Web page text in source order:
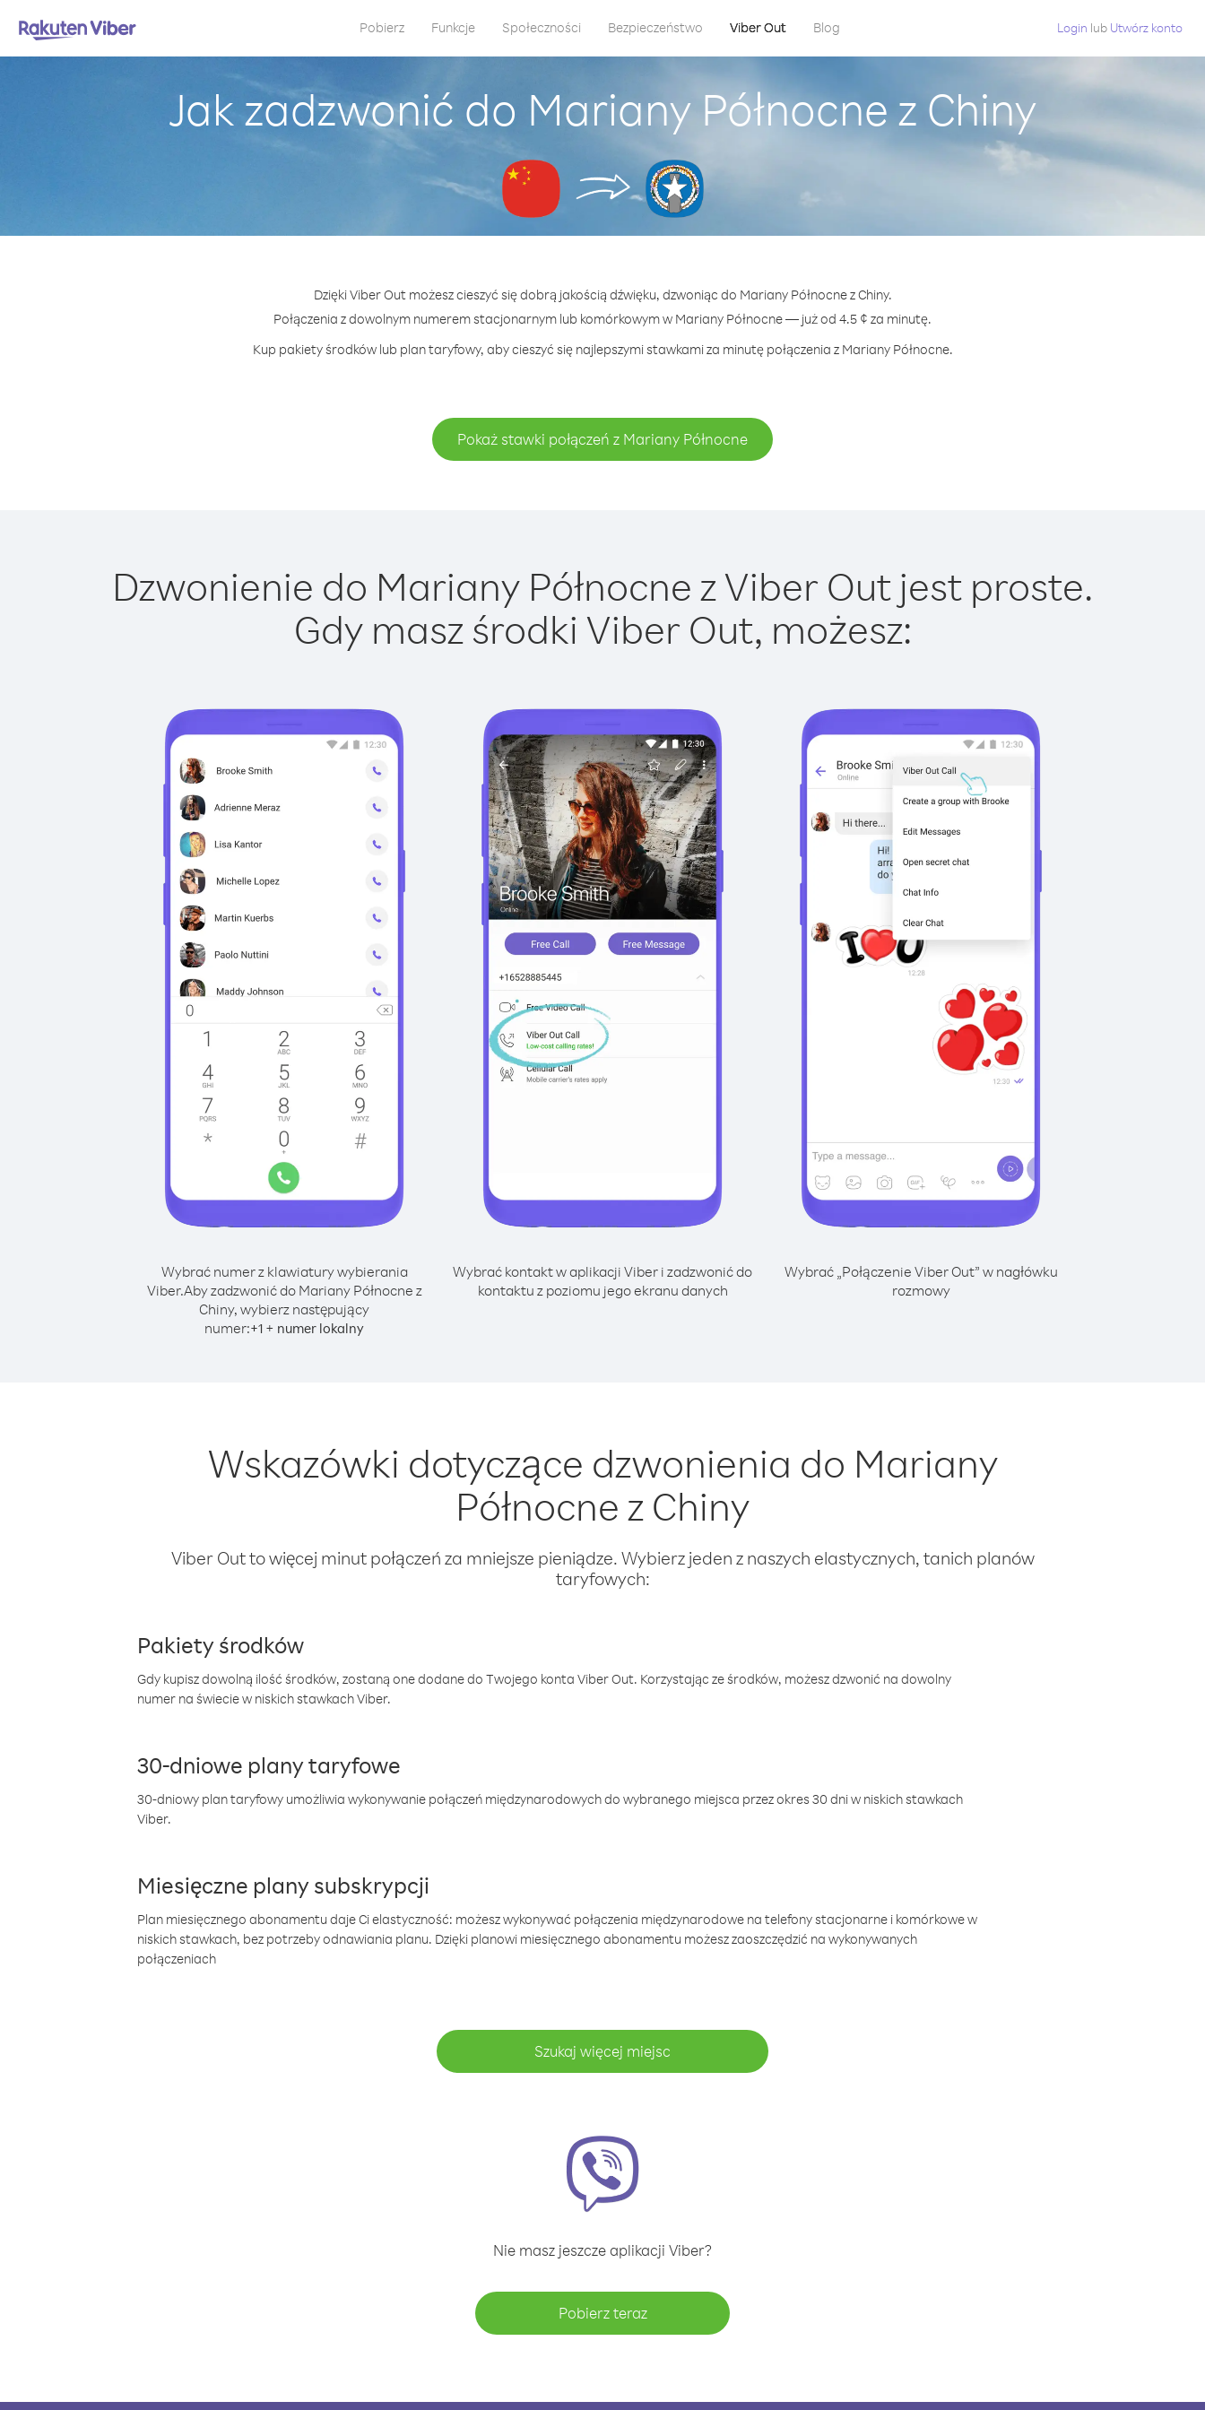
Pobierz Funkcje Społeczności Bezpieczeństwo Viber Out Blog Login lub Utwórz konto
Jak zadzwonić do Mariany Północne z Chiny
Dzięki Viber Out możesz cieszyć się dobrą jakością dźwięku, dzwoniąc do Mariany Północne z Chiny.
Połączenia z dowolnym numerem stacjonarnym lub komórkowym w Mariany Północne — już od 4.5 ¢ za minutę.
Kup pakiety środków lub plan taryfowy, aby cieszyć się najlepszymi stawkami za minutę połączenia z Mariany Północne.
Pokaż stawki połączeń z Mariany Północne
Dzwonienie do Mariany Północne z Viber Out jest proste.
Gdy masz środki Viber Out, możesz:
Wybrać numer z klawiatury wybierania
Viber.Aby zadzwonić do Mariany Północne z
Chiny, wybierz następujący
numer:+1 + numer lokalny
Wybrać kontakt w aplikacji Viber i zadzwonić do
kontaktu z poziomu jego ekranu danych
Wybrać „Połączenie Viber Out” w nagłówku
rozmowy
Wskazówki dotyczące dzwonienia do Mariany
Północne z Chiny
Viber Out to więcej minut połączeń za mniejsze pieniądze. Wybierz jeden z naszych elastycznych, tanich planów
taryfowych:
Pakiety środków
Gdy kupisz dowolną ilość środków, zostaną one dodane do Twojego konta Viber Out. Korzystając ze środków, możesz dzwonić na dowolny
numer na świecie w niskich stawkach Viber.
30-dniowe plany taryfowe
30-dniowy plan taryfowy umożliwia wykonywanie połączeń międzynarodowych do wybranego miejsca przez okres 30 dni w niskich stawkach
Viber.
Miesięczne plany subskrypcji
Plan miesięcznego abonamentu daje Ci elastyczność: możesz wykonywać połączenia międzynarodowe na telefony stacjonarne i komórkowe w
niskich stawkach, bez potrzeby odnawiania planu. Dzięki planowi miesięcznego abonamentu możesz zaoszczędzić na wykonywanych
połączeniach
Szukaj więcej miejsc
Nie masz jeszcze aplikacji Viber?
Pobierz teraz